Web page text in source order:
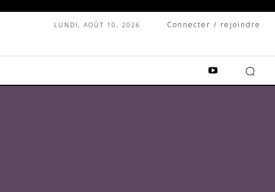
LUNDI, AOÛT 10, 2026 Connecter / rejoindre